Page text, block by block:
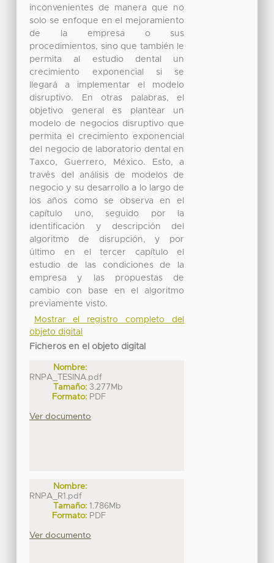
inconvenientes de manera que no
solo se enfoque en el mejoramiento
de la empresa o sus
procedimientos, sino que también le
permita al estudio dental un
crecimiento exponencial si se
llegará a implementar el modelo
disruptivo. En otras palabras, el
objetivo general es plantear un
modelo de negocios disruptivo que
permita el crecimiento exponencial
del negocio de laboratorio dental en
Taxco, Guerrero, México. Esto, a
través del análisis de modelos de
negocio y su desarrollo a lo largo de
los años como se observa en el
capítulo uno, seguido por la
identificación y descripción del
algoritmo de disrupción, y por
último en el tercer capítulo el
estudio de las condiciones de la
empresa y las propuestas de
cambio con base en el algoritmo
previamente visto.
Mostrar el registro completo del
objeto digital
Ficheros en el objeto digital
Nombre:
RNPA_TESINA.pdf
Tamaño: 3.277Mb
Formato: PDF
Ver documento
Nombre:
RNPA_R1.pdf
Tamaño: 1.786Mb
Formato: PDF
Ver documento